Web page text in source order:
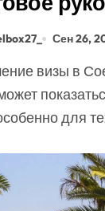
Сен 26,
для